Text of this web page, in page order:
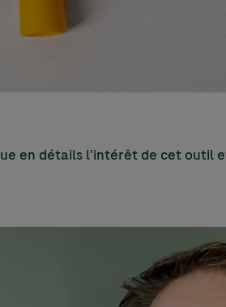
en détails l'intérêt de cet